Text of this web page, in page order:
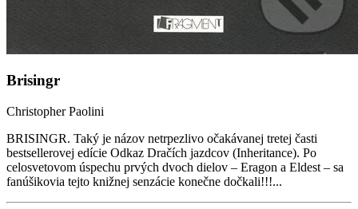
Brisingr
Christopher Paolini
BRISINGR. Taký je názov netrpezlivo očakávanej tretej časti
bestsellerovej edície Odkaz Dračích jazdcov (Inheritance). Po
celosvetovom úspechu prvých dvoch dielov – Eragon a Eldest – sa
fanúšikovia tejto knižnej senzácie konečne dočkali!!!...